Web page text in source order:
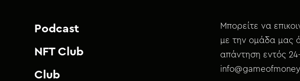
Podcast
NFT Club
Club
Μπορείτε να
με την ομάδα μας
απάντηση εντός